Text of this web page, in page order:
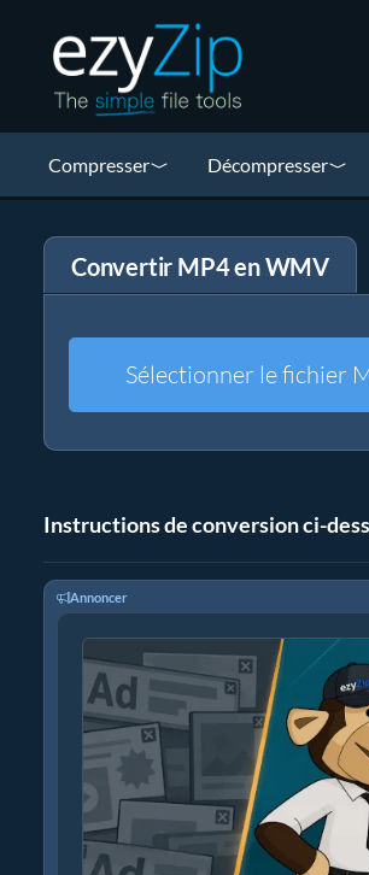
Compresser Décompresser
Convertir MP4 en WMV
Sélectionner le fichier
Instructions de conversion ci-
Annoncer